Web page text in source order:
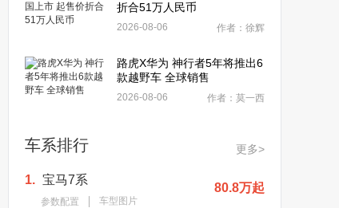
折合51万人民币
2026-08-06 作者：徐辉
路虎X华为 神行者5年将推出6
款越野车 全球销售
2026-08-06 作者：莫一西
车系排行 更多>
1. 宝马7系
参数配置 车型图片
80.8万起